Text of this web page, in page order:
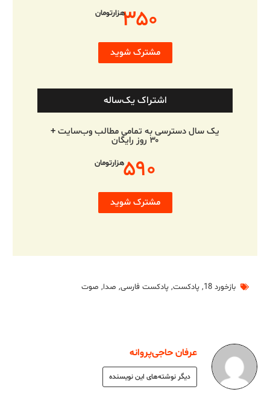
۳۵۰هزارتومان
مشترک شوید
اشتراک یک‌ساله
یک سال دسترسی به تمامی مطالب وب‌سایت +
۳۰ روز رایگان
۵۹۰هزارتومان
مشترک شوید
بازخورد 18 , پادکست, پادکست فارسی, صدا, صوت
عرفان حاجی‌پروانه
دیگر نوشته‌های این نویسنده